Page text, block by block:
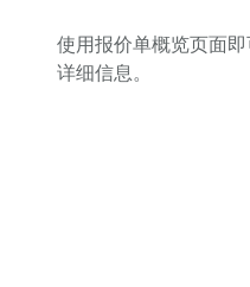
使用报价单概览页面
详细信息。